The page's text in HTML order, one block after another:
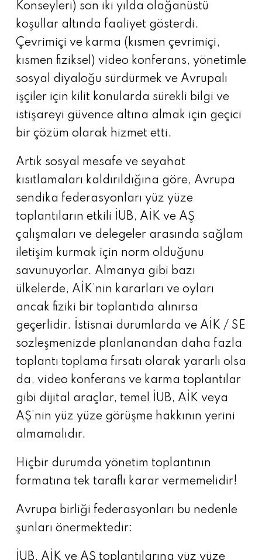
Konseyleri) son iki yılda olağanüstü
koşullar altında faaliyet gösterdi.
Çevrimiçi ve karma (kısmen çevrimiçi,
kısmen fiziksel) video konferans, yönetimle
sosyal diyaloğu sürdürmek ve Avrupalı
işçiler için kilit konularda sürekli bilgi ve
istişareyi güvence altına almak için geçici
bir çözüm olarak hizmet etti.
Artık sosyal mesafe ve seyahat
kısıtlamaları kaldırıldığına göre, Avrupa
sendika federasyonları yüz yüze
toplantıların etkili İUB, AİK ve AŞ
çalışmaları ve delegeler arasında sağlam
iletişim kurmak için norm olduğunu
savunuyorlar. Almanya gibi bazı
ülkelerde, AİK’nin kararları ve oyları
ancak fiziki bir toplantıda alınırsa
geçerlidir. İstisnai durumlarda ve AİK / SE
sözleşmenizde planlanandan daha fazla
toplantı toplama fırsatı olarak yararlı olsa
da, video konferans ve karma toplantılar
gibi dijital araçlar, temel İUB, AİK veya
AŞ’nin yüz yüze görüşme hakkının yerini
almamalıdır.
Hiçbir durumda yönetim toplantının
formatına tek taraflı karar vermemelidir!
Avrupa birliği federasyonları bu nedenle
şunları önermektedir:
İUB, AİK ve AŞ toplantılarına yüz yüze